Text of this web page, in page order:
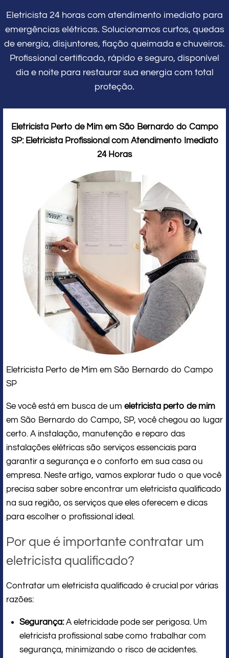
Eletricista 24 horas com atendimento imediato para
emergências elétricas. Solucionamos curtos, quedas
de energia, disjuntores, fiação queimada e chuveiros.
Profissional certificado, rápido e seguro, disponível
dia e noite para restaurar sua energia com total
proteção.
Eletricista Perto de Mim em São Bernardo do Campo
SP: Eletricista Profissional com Atendimento Imediato
24 Horas
Eletricista Perto de Mim em São Bernardo do Campo
SP
Se você está em busca de um eletricista perto de mim
em São Bernardo do Campo, SP, você chegou ao lugar
certo. A instalação, manutenção e reparo das
instalações elétricas são serviços essenciais para
garantir a segurança e o conforto em sua casa ou
empresa. Neste artigo, vamos explorar tudo o que você
precisa saber sobre encontrar um eletricista qualificado
na sua região, os serviços que eles oferecem e dicas
para escolher o profissional ideal.
Por que é importante contratar um
eletricista qualificado?
Contratar um eletricista qualificado é crucial por várias
razões:
Segurança:A eletricidade pode ser perigosa. Um
eletricista profissional sabe como trabalhar com
segurança, minimizando o risco de acidentes.